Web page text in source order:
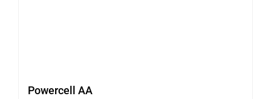
Powercell AA